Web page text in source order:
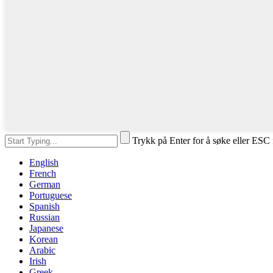
Trykk på Enter for å søke eller
English
French
German
Portuguese
Spanish
Russian
Japanese
Korean
Arabic
Irish